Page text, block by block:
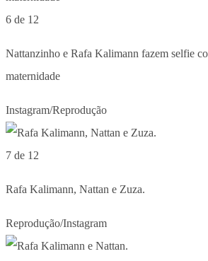
6 de 12
Nattanzinho e Rafa Kalimann fazem selfie
maternidade
Instagram/Reprodução
7 de 12
Rafa Kalimann, Nattan e Zuza.
Reprodução/Instagram